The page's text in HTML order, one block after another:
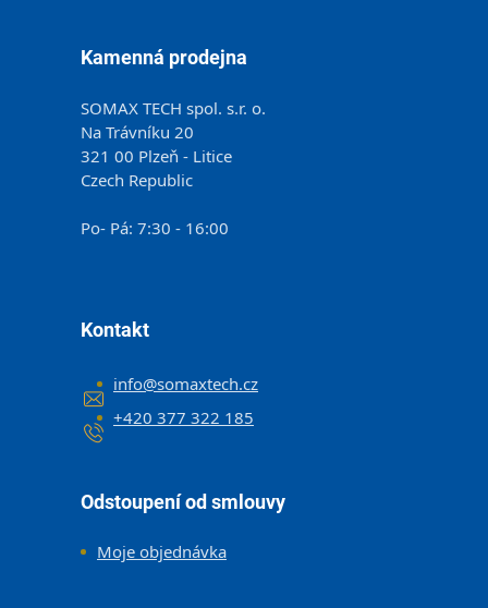
Kamenná prodejna
SOMAX TECH spol. s.r. o.
Na Trávníku 20
321 00 Plzeň - Litice
Czech Republic
Po- Pá: 7:30 - 16:00
Kontakt
info@somaxtech.cz
+420 377 322 185
Odstoupení od smlouvy
Moje objednávka